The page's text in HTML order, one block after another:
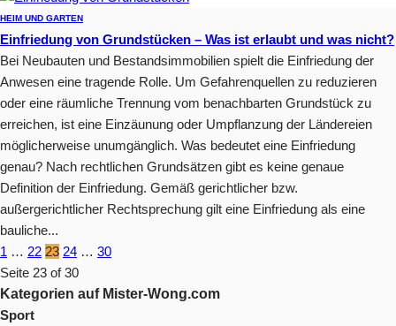
HEIM UND GARTEN
Einfriedung von Grundstücken – Was ist erlaubt und was nicht?
Bei Neubauten und Bestandsimmobilien spielt die Einfriedung der
Anwesen eine tragende Rolle. Um Gefahrenquellen zu reduzieren
oder eine räumliche Trennung vom benachbarten Grundstück zu
erreichen, ist eine Einzäunung oder Umpflanzung der Ländereien
möglicherweise unumgänglich. Was bedeutet eine Einfriedung
genau? Nach rechtlichen Grundsätzen gibt es keine genaue
Definition der Einfriedung. Gemäß gerichtlicher bzw.
außergerichtlicher Rechtsprechung gilt eine Einfriedung als eine
bauliche...
1 … 22 23 24 … 30
Seite 23 of 30
Kategorien auf Mister-Wong.com
Sport